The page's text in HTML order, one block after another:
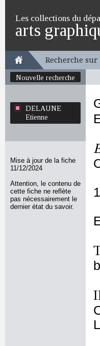
Les collections du
arts
Recherche sur
Nouvelle recherche
DELAUNE
Etienne
Mise à jour de la fiche
11/12/2024
Attention, le contenu de
cette fiche ne reflète
pas nécessairement le
dernier état du savoir.